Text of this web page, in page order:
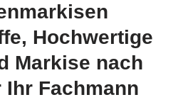
Hochwertige
Markise nach
Fachmann